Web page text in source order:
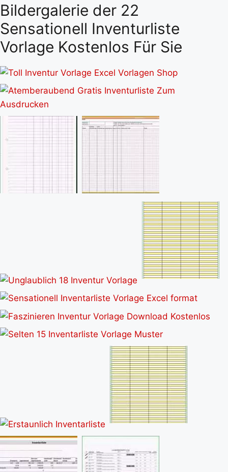
Bildergalerie der 22
Sensationell Inventurliste
Vorlage Kostenlos Für Sie